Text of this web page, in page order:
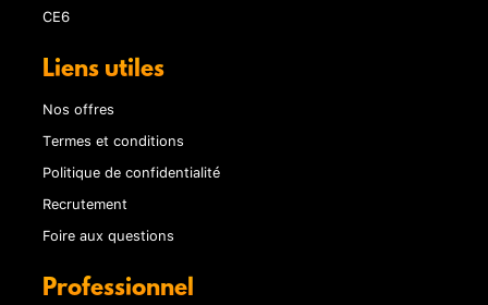
CE6
Liens utiles
Nos offres
Termes et conditions
Politique de confidentialité
Recrutement
Foire aux questions
Professionnel